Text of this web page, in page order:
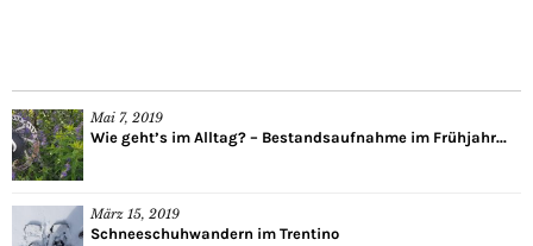
Mai 7, 2019
Wie geht’s im Alltag? – Bestandsaufnahme im Frühjahr...
März 15, 2019
Schneeschuhwandern im Trentino